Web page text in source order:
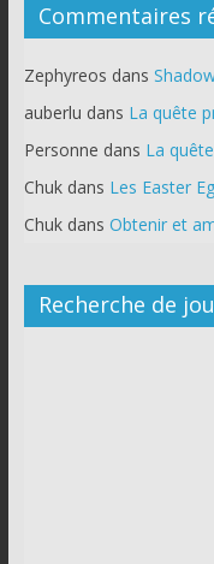
Commentaires
Zephyreos dans
auberlu dans La quête
Personne dans La
Chukdans Les Easter
Chukdans Obtenir et
Recherche de